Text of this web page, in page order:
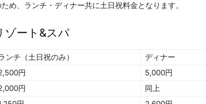
め、ランチ・ディナー共に土日祝料金となります。
ゾート&スパ
ンチ（土日祝のみ）
ディナー
円
5,000円
円
同上